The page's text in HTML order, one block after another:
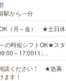
駅から---分
（月～金） ★土日休
の時短シフトOK★スタ
～17:0011:…
談ください！ ★急募
ます！